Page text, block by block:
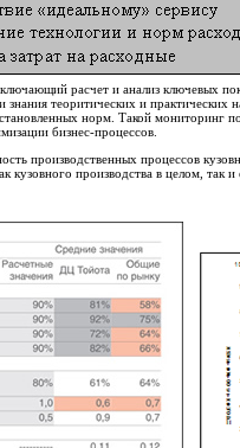
расчет и анализ ключевых
теоритических и
норм. Такой мониторинг
бизнес-процессов.
производственных процессов
кузовного производства в целом,